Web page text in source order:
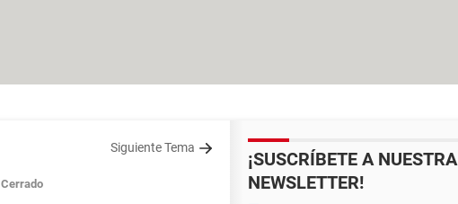
Siguiente Tema
Cerrado
¡SUSCRÍBETE A NUESTRA
NEWSLETTER!